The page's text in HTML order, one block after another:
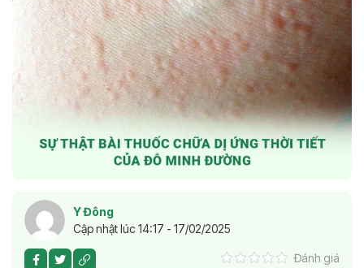
Y Đông
Cập nhật lúc 14:17 - 17/02/2025
Đánh giá